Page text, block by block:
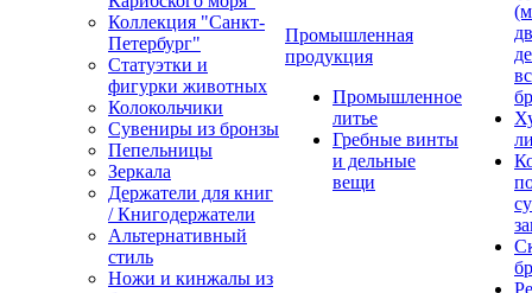
Коллекция "Санкт-
Петербург"
Статуэтки и
фигурки животных
Колокольчики
Сувениры из бронзы
Пепельницы
Зеркала
Держатели для книг
/ Книгодержатели
Альтернативный
стиль
Ножи и кинжалы из
Промышленная
продукция
Промышленное
литье
Гребные винты
и дельные
вещи